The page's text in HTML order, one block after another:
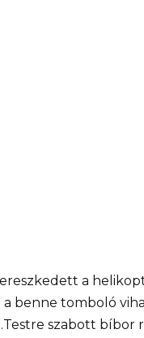
a
benne tomboló
szabott bíbor